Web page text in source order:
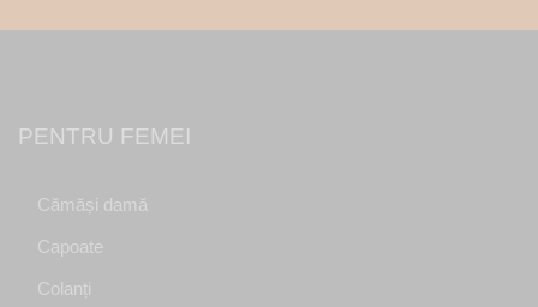
PENTRU FEMEI
Cămăși damă
Capoate
Colanți